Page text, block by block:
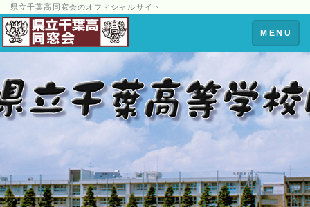
県立千葉高同窓会のオフィシャルサイト
Toggle
navigation
MENU